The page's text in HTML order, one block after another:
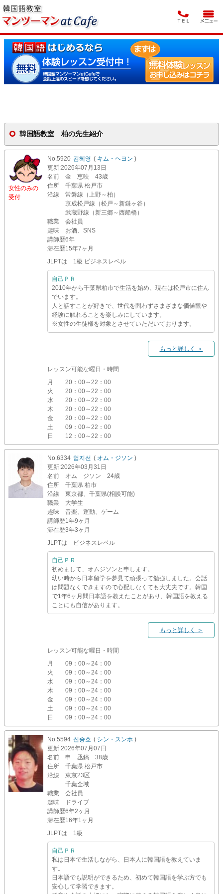
韓国語教室 柏の先生紹介
女性のみの
受付
No.5920 김혜영 ( キム・ヘヨン )
更新:2026年07月13日
名前
金 恵映 43歳
住所
千葉県 松戸市
沿線
常磐線（上野～柏）
京成松戸線（松戸～新鎌ヶ谷）
武蔵野線（新三郷～西船橋）
職業
会社員
趣味
お酒、SNS
講師歴6年
滞在歴15年7ヶ月
JLPTは 1級 ビジネスレベル
自己ＰＲ
2010年から千葉県柏市で生活を始め、現在は松戸市に住ん
でいます。
人と話すことが好きで、世代を問わずさまざまな価値観や
経験に触れることを楽しみにしています。
※女性の生徒様を対象とさせていただいております。
もっと詳しく ＞
レッスン可能な曜日・時間
月
20：00～22：00
火
20：00～22：00
水
20：00～22：00
木
20：00～22：00
金
20：00～22：00
土
09：00～22：00
日
12：00～22：00
No.6334 엄지선 ( オム・ジソン )
更新:2026年03月31日
名前
オム ジソン 24歳
住所
千葉県 柏市
沿線
東京都、千葉県(相談可能)
職業
大学生
趣味
音楽、運動、ゲーム
講師歴1年9ヶ月
滞在歴3年3ヶ月
JLPTは ビジネスレベル
自己ＰＲ
初めまして、オムジソンと申します。
幼い時から日本留学を夢見て頑張って勉強しました。会話
は問題なくできますので心配しなくても大丈夫です。韓国
で1年6ヶ月間日本語を教えたことがあり、韓国語を教える
ことにも自信があります。
もっと詳しく ＞
レッスン可能な曜日・時間
月
09：00～24：00
火
09：00～24：00
水
09：00～24：00
木
09：00～24：00
金
09：00～24：00
土
09：00～24：00
日
09：00～24：00
No.5594 신승호 ( シン・スンホ )
更新:2026年07月07日
名前
申 丞鎬 38歳
住所
千葉県 松戸市
沿線
東京23区
千葉全域
職業
会社員
趣味
ドライブ
講師歴6年2ヶ月
滞在歴16年1ヶ月
JLPTは 1級
自己ＰＲ
私は日本で生活しながら、日本人に韓国語を教えていま
す。
日本語でも説明ができるため、初めて韓国語を学ぶ方でも
安心して学習できます。